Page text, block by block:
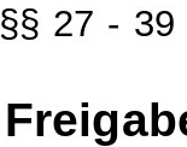
§§ 27 - 39